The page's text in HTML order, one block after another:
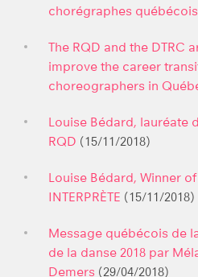
chorégraphes québécois
The RQD and the DTRC
improve the career
choreographers in
Louise Bédard, lauréate
RQD (15/11/2018)
Louise Bédard, Winner of
INTERPRÈTE (15/11/2018)
Message québécois de
de la danse 2018 par
Demers (29/04/2018)